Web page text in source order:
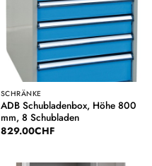
SCHRÄNKE
ADB Schubladenbox, Höhe 800
mm, 8 Schubladen
829.00CHF